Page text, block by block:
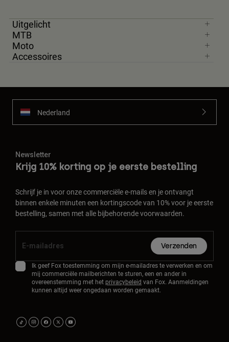
Uitgelicht
MTB
Moto
Accessoires
Nederland
Newsletter
Krijg 10% korting op je eerste bestelling
Schrijf je in voor onze commerciële e-mails en je ontvangt
binnen enkele minuten een kortingscode van 10% voor je eerste
bestelling, samen met alle bijbehorende voorwaarden.
Verzenden
Ik geef Fox toestemming om mijn e-mailadres te verwerken en om
mij commerciële mailberichten te sturen, een en ander in
overeenstemming met het privacybeleid van Fox. Aanmeldingen
kunnen altijd weer ongedaan worden gemaakt.